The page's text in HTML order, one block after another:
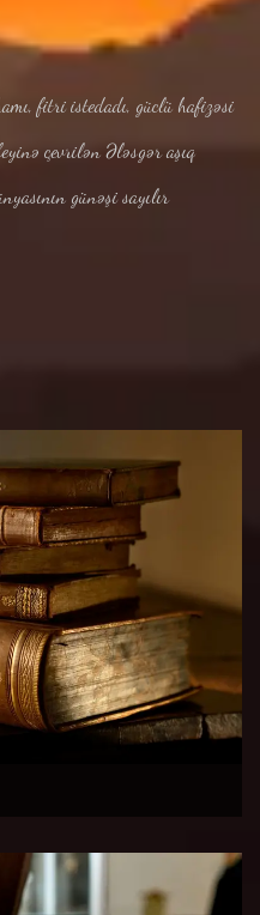
fitri istedadı, güclü hafizəsi
çevrilən Ələsgər aşıq
günəşi sayılır